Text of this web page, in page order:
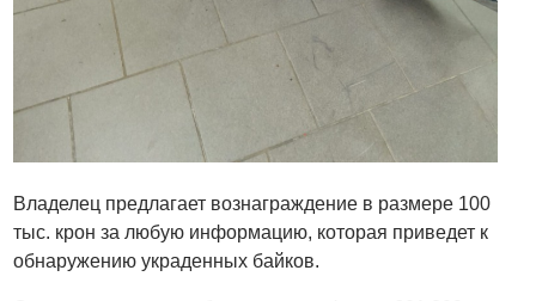
Владелец предлагает вознаграждение в размере 100
тыс. крон за любую информацию, которая приведет к
обнаружению украденных байков.